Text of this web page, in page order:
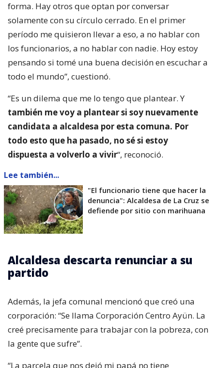
forma. Hay otros que optan por conversar
solamente con su círculo cerrado. En el primer
período me quisieron llevar a eso, a no hablar con
los funcionarios, a no hablar con nadie. Hoy estoy
pensando si tomé una buena decisión en escuchar a
todo el mundo”, cuestionó.
“Es un dilema que me lo tengo que plantear. Y
también me voy a plantear si soy nuevamente
candidata a alcaldesa por esta comuna. Por
todo esto que ha pasado, no sé si estoy
dispuesta a volverlo a vivir“, reconoció.
Lee también...
"El funcionario tiene que hacer la
denuncia": Alcaldesa de La Cruz se
defiende por sitio con marihuana
Alcaldesa descarta renunciar a su
partido
Además, la jefa comunal mencionó que creó una
corporación: “Se llama Corporación Centro Ayün. La
creé precisamente para trabajar con la pobreza, con
la gente que sufre”.
“La parcela que nos dejó mi papá no tiene